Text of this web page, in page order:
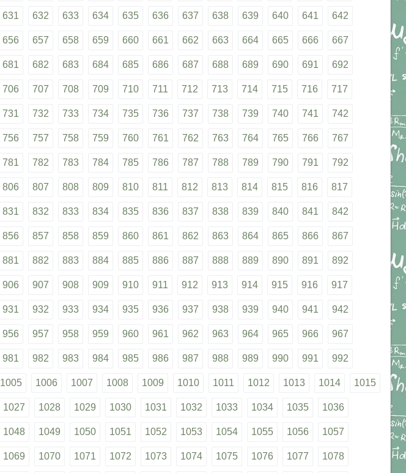
631 632 633 634 635 636 637 638 639 640 641 642
656 657 658 659 660 661 662 663 664 665 666 667
681 682 683 684 685 686 687 688 689 690 691 692
706 707 708 709 710 711 712 713 714 715 716 717
731 732 733 734 735 736 737 738 739 740 741 742
756 757 758 759 760 761 762 763 764 765 766 767
781 782 783 784 785 786 787 788 789 790 791 792
806 807 808 809 810 811 812 813 814 815 816 817
831 832 833 834 835 836 837 838 839 840 841 842
856 857 858 859 860 861 862 863 864 865 866 867
881 882 883 884 885 886 887 888 889 890 891 892
906 907 908 909 910 911 912 913 914 915 916 917
931 932 933 934 935 936 937 938 939 940 941 942
956 957 958 959 960 961 962 963 964 965 966 967
981 982 983 984 985 986 987 988 989 990 991 992
1005 1006 1007 1008 1009 1010 1011 1012 1013 1014 1015
1027 1028 1029 1030 1031 1032 1033 1034 1035 1036
1048 1049 1050 1051 1052 1053 1054 1055 1056 1057
1069 1070 1071 1072 1073 1074 1075 1076 1077 1078